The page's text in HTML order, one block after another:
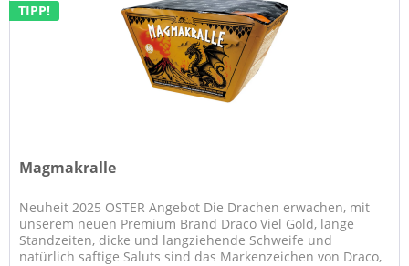
TIPP!
Magmakralle
Neuheit 2025 OSTER Angebot Die Drachen erwachen, mit
unserem neuen Premium Brand Draco Viel Gold, lange
Standzeiten, dicke und langziehende Schweife und
natürlich saftige Saluts sind das Markenzeichen von Draco,